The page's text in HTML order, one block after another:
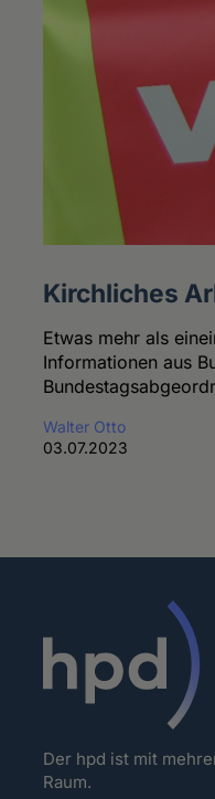
Kirchliches
Etwas mehr als
Informationen aus
Walter Otto
03.07.2023
Der hpd ist mit
Raum.